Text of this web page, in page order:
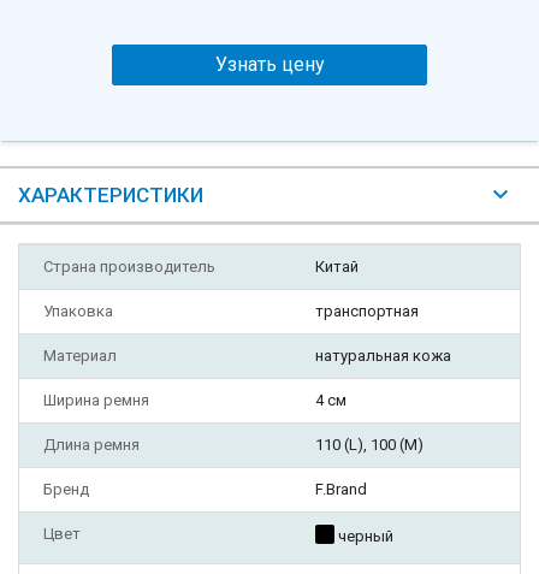
Узнать цену
ХАРАКТЕРИСТИКИ
Страна производитель Китай
Упаковка транспортная
Материал натуральная кожа
Ширина ремня 4 см
Длина ремня 110 (L), 100 (M)
Бренд F.Brand
Цвет черный